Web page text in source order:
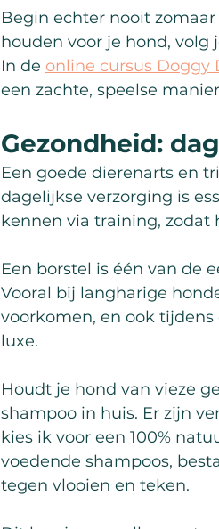
Begin echter nooit
houden voor je hond, volg
In de online cursus Doggy
een zachte, speelse
Gezondheid:
Een goede dierenarts en
dagelijkse verzorging is
kennen via training, zodat
Een borstel is één van de
Vooral bij langharige
voorkomen, en ook
luxe.
Houdt je hond van vieze
shampoo in huis. Er zijn
kies ik voor een 100%
voedende shampoos,
tegen vlooien en teken.